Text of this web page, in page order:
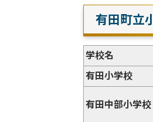
有田町立
学校名
有田小学校
有田中部小学校